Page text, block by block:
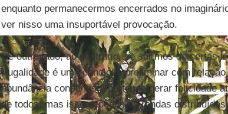
enquanto permanecermos encerrados no
ver nisso uma insuportável provocação.
De outro lado, ao contrário, se sairmos de certas
frugalidade é uma condição preliminar com
abundância consumista pretende gerar felicidade
de todos, mas isso depende de rendas